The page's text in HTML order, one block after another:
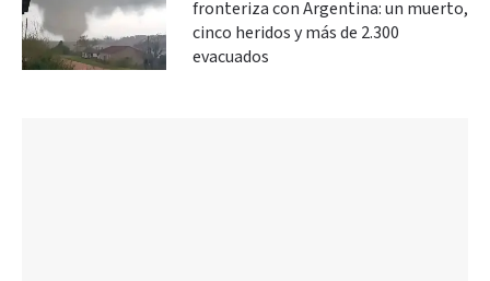
fronteriza con Argentina: un muerto,
cinco heridos y más de 2.300
evacuados